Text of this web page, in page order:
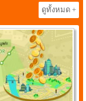
ดูทั้งหมด +